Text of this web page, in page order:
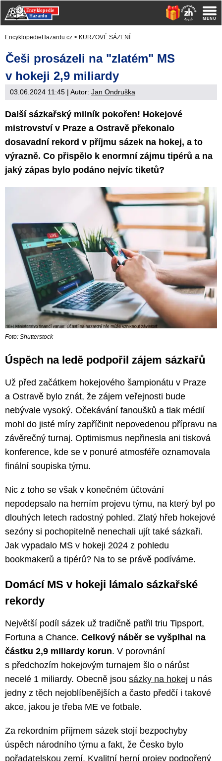
EncyklopedieHazardu.cz > KURZOVÉ SÁZENÍ
Češi prosázeli na "zlatém" MS
v hokeji 2,9 miliardy
03.06.2024 11:45 | Autor: Jan Ondruška
Další sázkařský milník pokořen! Hokejové
mistrovství v Praze a Ostravě překonalo
dosavadní rekord v příjmu sázek na hokej, a to
výrazně. Co přispělo k enormní zájmu tipérů a na
jaký zápas bylo podáno nejvíc tiketů?
Foto: Shutterstock
Úspěch na ledě podpořil zájem sázkařů
Už před začátkem hokejového šampionátu v Praze
a Ostravě bylo znát, že zájem veřejnosti bude
nebývale vysoký. Očekávání fanoušků a tlak médií
mohl do jisté míry zapříčinit nepovedenou přípravu na
závěrečný turnaj. Optimismus nepřinesla ani tisková
konference, kde se v ponuré atmosféře oznamovala
finální soupiska týmu.
Nic z toho se však v konečném účtování
nepodepsalo na herním projevu týmu, na který byl po
dlouhých letech radostný pohled. Zlatý hřeb hokejové
sezóny si pochopitelně nenechali ujít také sázkaři.
Jak vypadalo MS v hokeji 2024 z pohledu
bookmakerů a tipérů? Na to se právě podíváme.
Domácí MS v hokeji lámalo sázkařské
rekordy
Největší podíl sázek už tradičně patřil triu Tipsport,
Fortuna a Chance. Celkový náběr se vyšplhal na
částku 2,9 miliardy korun. V porovnání
s předchozím hokejovým turnajem šlo o nárůst
necelé 1 miliardy. Obecně jsou sázky na hokej u nás
jedny z těch nejoblíbenějších a často předčí i takové
akce, jakou je třeba ME ve fotbale.
Za rekordním příjmem sázek stojí bezpochyby
úspěch národního týmu a fakt, že Česko bylo
pořadatelskou zemí. Kvalitní herní projev podpořený